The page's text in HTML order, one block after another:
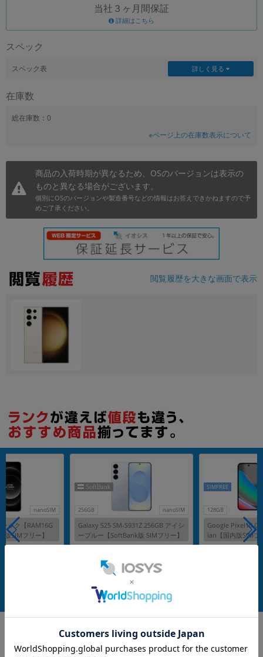
当社３ヶ月間保証
詳細はこちら
スペック
スペック表 詳しく見る
在庫数
総在庫数：0
※ページ上の在庫数表示について
商品の入荷時期が異なるため、OSのバージョンは表示の
ものと異なる場合がございます。
個別にOSのバージョンや製造番号などの情報はお答えできかねますので予
めご了承ください。
閲覧履歴を大きな画面で表示
nanoSIM
ック【RAM16G
版SIMフリー】
米）
256GB nanoSIM
Galaxy S25 SM-S931Z 256GB アイシ
ーブルー【SoftBank版 SIMフリー】
付属品: 本体のみ
在庫数：1
中古Aランク 99,800 円
128GB
SIMFREE
Google Pixel10
ian【国内版SIMフ
メモリ
円 ～ 円
各項目のチェックボックスは「or検索」となります。
ただし機能別のみ「and検索」となります。